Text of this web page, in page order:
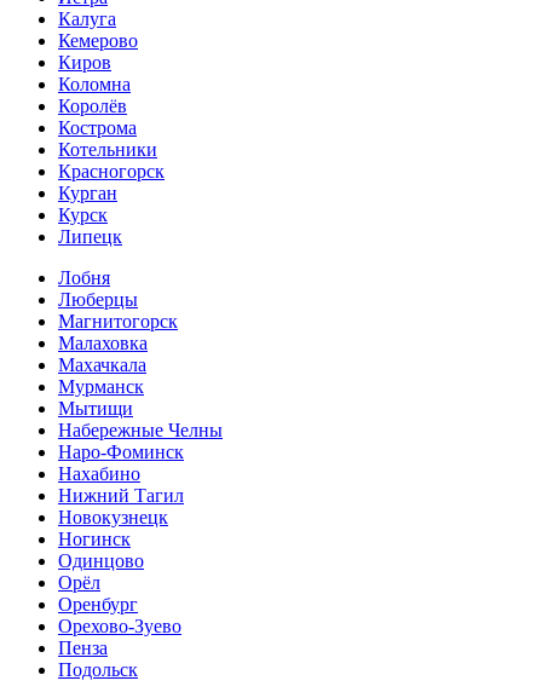
Калуга
Кемерово
Киров
Коломна
Королёв
Кострома
Котельники
Красногорск
Курган
Курск
Липецк
Лобня
Люберцы
Магнитогорск
Малаховка
Махачкала
Мурманск
Мытищи
Набережные Челны
Наро-Фоминск
Нахабино
Нижний Тагил
Новокузнецк
Ногинск
Одинцово
Орёл
Оренбург
Орехово-Зуево
Пенза
Подольск